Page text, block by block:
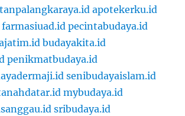
apotekerku.id
farmasiuad.id pecintabudaya.id
budayakita.id
penikmatbudaya.id
senibudayaislam.id
mybudaya.id
sribudaya.id